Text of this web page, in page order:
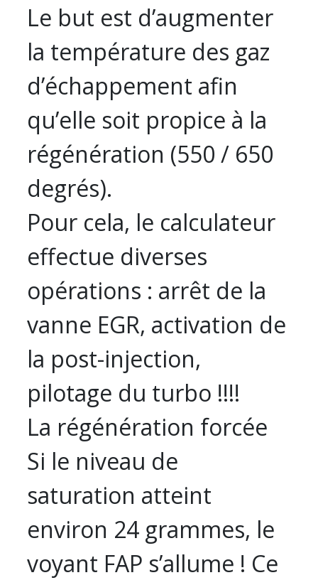
Le but est d’augmenter
la température des gaz
d’échappement afin
qu’elle soit propice à la
régénération (550 / 650
degrés).
Pour cela, le calculateur
effectue diverses
opérations : arrêt de la
vanne EGR, activation de
la post-injection,
pilotage du turbo !!!!
La régénération forcée
Si le niveau de
saturation atteint
environ 24 grammes, le
voyant FAP s’allume ! Ce